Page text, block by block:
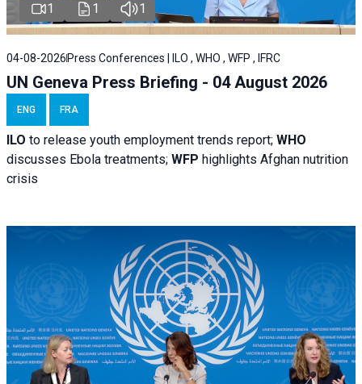
1 1 1
04-08-2026 Press Conferences | ILO , WHO , WFP , IFRC
UN Geneva Press Briefing - 04 August 2026
ENG FRA
ILO to release youth employment trends report; WHO
discusses Ebola treatments; WFP highlights Afghan nutrition
crisis